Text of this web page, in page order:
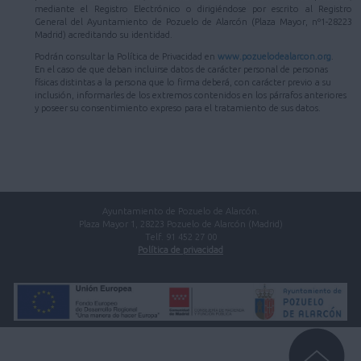
mediante el Registro Electrónico o dirigiéndose por escrito al Registro
General del Ayuntamiento de Pozuelo de Alarcón (Plaza Mayor, nº1-28223
Madrid) acreditando su identidad.
Podrán consultar la Política de Privacidad en www.pozuelodealarcon.org
En el caso de que deban incluirse datos de carácter personal de personas
físicas distintas a la persona que lo firma deberá, con carácter previo a su
inclusión, informarles de los extremos contenidos en los párrafos anteriores
y poseer su consentimiento expreso para el tratamiento de sus datos.
Ayuntamiento de Pozuelo de Alarcón.
Plaza Mayor 1, 28223 Pozuelo de Alarcón (Madrid)
Telf. 91 452 27 00
Política de privacidad